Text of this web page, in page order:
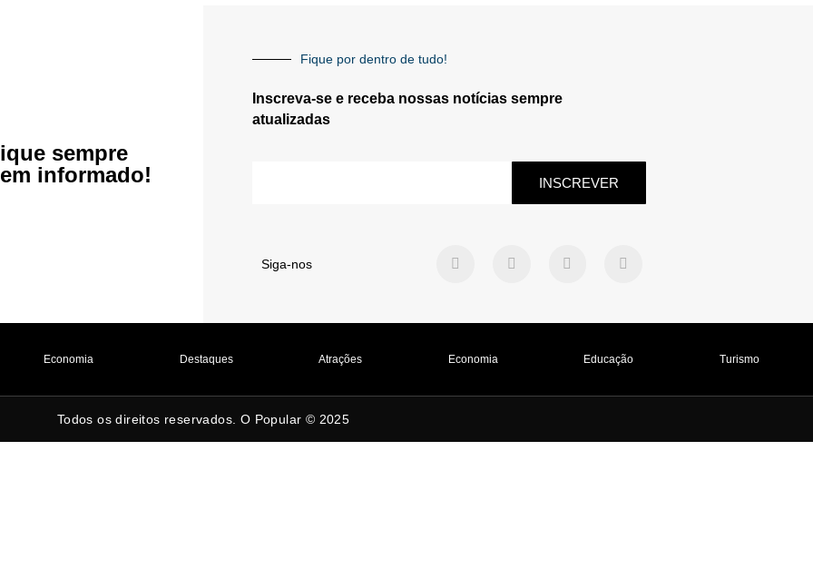
sempre
informado!
Fique por dentro de tudo!
Inscreva-se e receba nossas notícias sempre
atualizadas
INSCREVER
Siga-nos
Economia Destaques Atrações Economia Educação Turismo
Todos os direitos reservados. O Popular © 2025